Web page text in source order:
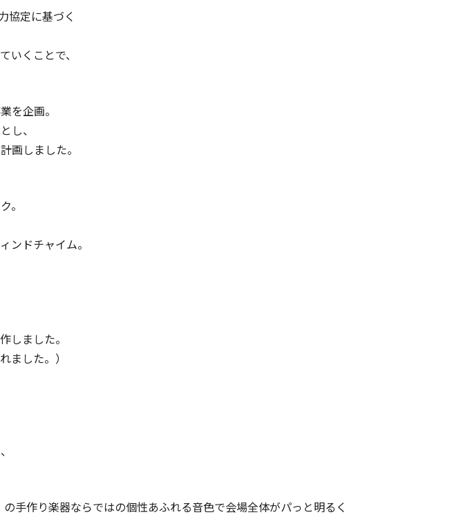
協定に基づく
いくことで、
を企画。
し、
画しました。
。
ンドチャイム。
しました。
ました。）
手作り楽器ならではの個性あふれる音色で会場全体がパっと明るく